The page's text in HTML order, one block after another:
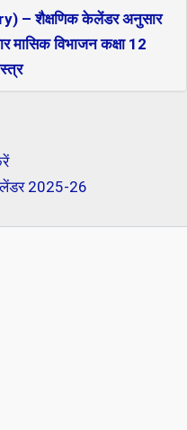
– शैक्षणिक केलेंडर अनुसार
मासिक विभाजन कक्षा 12
2025-26